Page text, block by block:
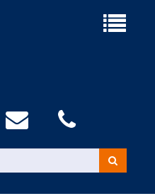
Menü
Kurse
suchen